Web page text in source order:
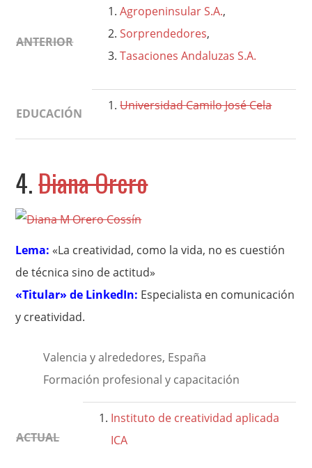
ANTERIOR
Agropeninsular S.A.,
Sorprendedores,
Tasaciones Andaluzas S.A.
EDUCACIÓN
Universidad Camilo José Cela
4.Diana Orero
Lema: «La creatividad, como la vida, no es cuestión
de técnica sino de actitud»
«Titular» de LinkedIn: Especialista en comunicación
y creatividad.
Valencia y alrededores, España
Formación profesional y capacitación
ACTUAL
Instituto de creatividad aplicada
ICA